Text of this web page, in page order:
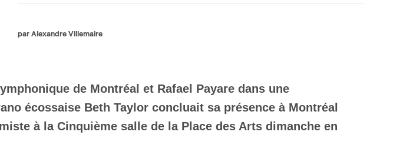
par Alexandre Villemaire
de Montréal et Rafael Payare dans une
écossaise Beth Taylor concluait sa présence à Montréal
à la Cinquième salle de la Place des Arts dimanche en